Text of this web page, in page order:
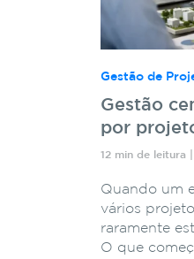
Gestão de
Gestão
por
12 min de leitura
Quando um
vários
raramente
O que